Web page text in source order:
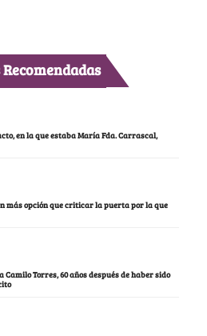
en la que estaba María Fda. Carrascal,
más opción que criticar la puerta por la que
Torres, 60 años después de haber sido